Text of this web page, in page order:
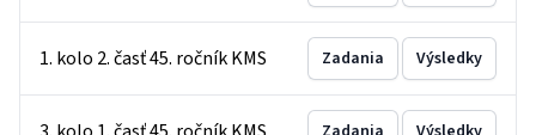
1. kolo 2. časť 45. ročník KMS Zadania Výsledky